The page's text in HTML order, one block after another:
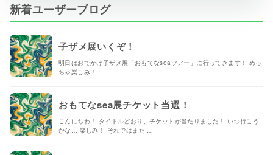
新着ユーザーブログ
子ザメ展いくぞ！
明日はおでかけ子ザメ展「おもてなseaツアー」に行ってきます！ めっ
ちゃ楽しみ！
おもてなsea展チケット当選！
こんにちわ！ タイトルどおり、チケットが当たりました！ いつ行こう
かな… 楽しみ！ それではまた …